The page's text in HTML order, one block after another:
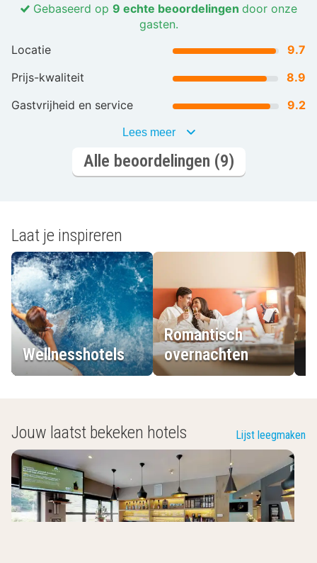
Gebaseerd op 9 echte beoordelingen door onze
gasten.
Locatie
9.7
Prijs-kwaliteit
8.9
Gastvrijheid en service
9.2
Lees meer
Alle beoordelingen (9)
Laat je inspireren
Wellnesshotels
Romantisch
overnachten
Jouw laatst bekeken hotels Lijst leegmaken